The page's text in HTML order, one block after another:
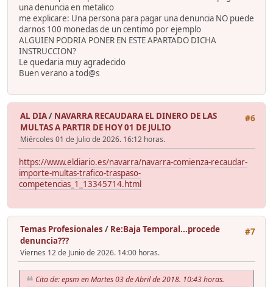
una denuncia en metalico
me explicare: Una persona para pagar una denuncia NO puede
darnos 100 monedas de un centimo por ejemplo
ALGUIEN PODRIA PONER EN ESTE APARTADO DICHA
INSTRUCCION?
Le quedaria muy agradecido
Buen verano a tod@s
#6
AL DIA/ NAVARRA RECAUDARA EL DINERO DE LAS
MULTAS A PARTIR DE HOY 01 DE JULIO
Miércoles 01 de Julio de 2026. 16:12 horas.
https://www.eldiario.es/navarra/navarra-comienza-recaudar-
importe-multas-trafico-traspaso-
competencias_1_13345714.html
#7
Temas Profesionales / Re:Baja Temporal...procede
denuncia???
Viernes 12 de Junio de 2026. 14:00 horas.
Cita de: epsm en Martes 03 de Abril de 2018. 10:43 horas.